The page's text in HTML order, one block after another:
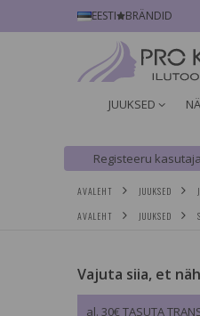
EESTI BRÄNDID
JUUKSED
Registeeru
AVALEHT JUUKSED
AVALEHT
JUUKSED
Vajuta siia, et
al. 30€ TASUTA